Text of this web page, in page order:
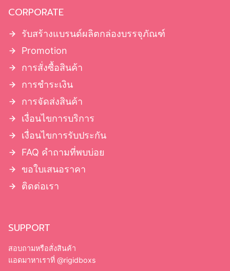
CORPORATE
รับสร้างแบรนด์ผลิตกล่องบรรจุภัณฑ์
Promotion
การสั่งซื้อสินค้า
การชำระเงิน
การจัดส่งสินค้า
เงื่อนไขการบริการ
เงื่อนไขการรับประกัน
FAQ คำถามที่พบบ่อย
ขอใบเสนอราคา
ติดต่อเรา
SUPPORT
สอบถามหรือสั่งสินค้า
แอดมาหาเราที่ @rigidboxs